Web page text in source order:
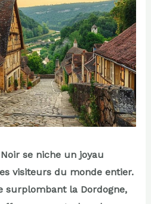
se niche un joyau
visiteurs du monde entier.
surplombant la Dordogne,